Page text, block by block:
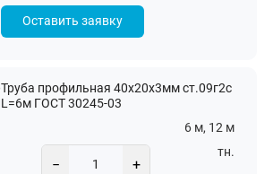
Оставить заявку
Труба профильная 40х20х3мм ст.09г2с
L=6м ГОСТ 30245-03
6 м, 12 м
− +
тн.